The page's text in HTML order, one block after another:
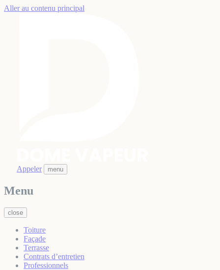
Aller au contenu principal
Appeler menu
Menu
close
Toiture
Façade
Terrasse
Contrats d’entretien
Professionnels